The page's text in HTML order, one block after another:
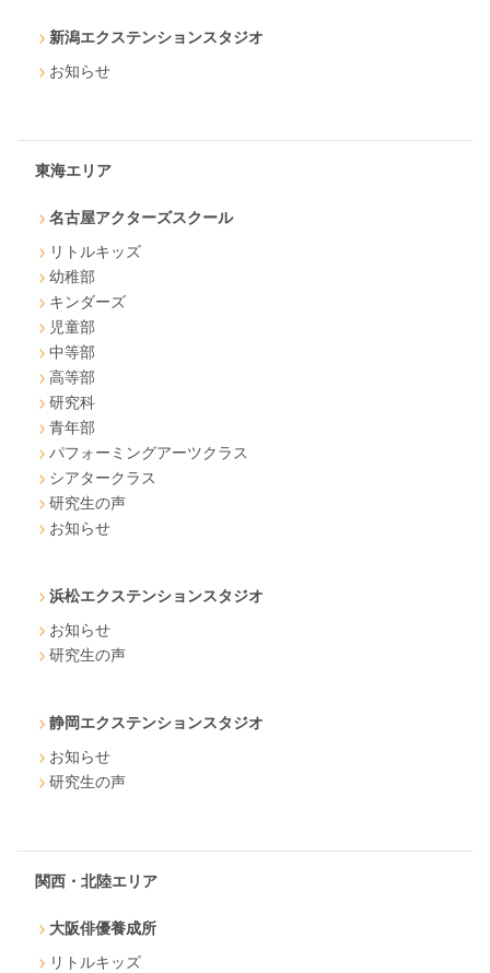
新潟エクステンションスタジオ
お知らせ
東海エリア
名古屋アクターズスクール
リトルキッズ
幼稚部
キンダーズ
児童部
中等部
高等部
研究科
青年部
パフォーミングアーツクラス
シアタークラス
研究生の声
お知らせ
浜松エクステンションスタジオ
お知らせ
研究生の声
静岡エクステンションスタジオ
お知らせ
研究生の声
関西・北陸エリア
大阪俳優養成所
リトルキッズ